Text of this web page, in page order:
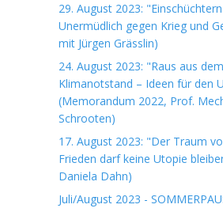
29. August 2023:
Unermüdlich gegen Krieg und
mit Jürgen Grässlin)
24. August 2023: "Raus aus dem
Klimanotstand – Ideen für den
(Memorandum 2022, Prof.
Schrooten)
17. August 2023: "Der Traum
Frieden darf keine Utopie
Daniela Dahn)
Juli/August 2023 -